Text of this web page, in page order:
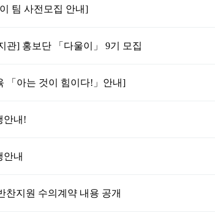
팀 사전모집 안내]
관] 홍보단 「다울이」 9기 모집
「아는 것이 힘이다!」안내]
안내!
안내
찬지원 수의계약 내용 공개